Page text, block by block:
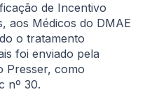
de Incentivo
aos Médicos do DMAE
o tratamento
foi enviado pela
Presser, como
nº 30.